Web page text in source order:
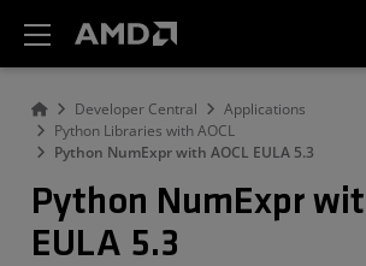
Developer Central
Applications
Python Libraries with AOCL
Python NumExpr with AOCL EULA 5.3
Python NumExpr
EULA 5.3